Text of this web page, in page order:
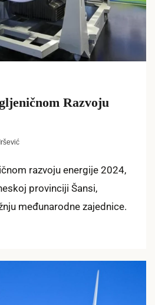
Razvoju
razvoju energije 2024,
provinciji Šansi,
međunarodne zajednice.